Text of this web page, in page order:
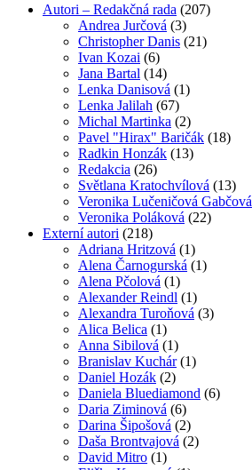
Autori – Redakčná rada (207)
Andrea Jurčová (3)
Christopher Danis (21)
Ivan Kozai (6)
Jana Bartal (14)
Lenka Danisová (1)
Lenka Jalilah (67)
Michal Martinka (2)
Pavel "Hirax" Baričák (18)
Radkin Honzák (13)
Redakcia (26)
Světlana Kratochvílová (13)
Veronika Lučeničová Gabčová
Veronika Poláková (22)
Externí autori (218)
Adriana Hritzová (1)
Alena Čarnogurská (1)
Alena Pčolová (1)
Alexander Reindl (1)
Alexandra Turoňová (3)
Alica Belica (1)
Anna Sibilová (1)
Branislav Kuchár(1)
Daniel Hozák (2)
Daniela Bluediamond (6)
Daria Ziminová (6)
Darina Šipošová (2)
Daša Brontvajová (2)
David Mitro (1)